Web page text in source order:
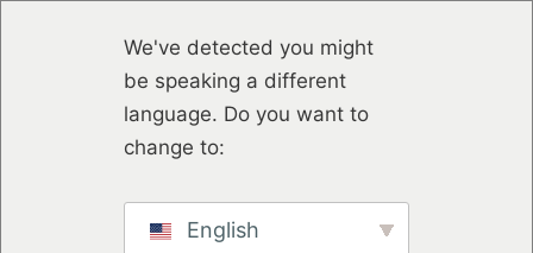
We've detected you might
be speaking a different
language. Do you want to
change to:
English